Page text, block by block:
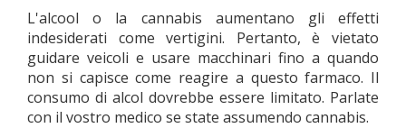
L'alcool o la cannabis aumentano gli effetti
indesiderati come vertigini. Pertanto, è vietato
guidare veicoli e usare macchinari fino a quando
non si capisce come reagire a questo farmaco. Il
consumo di alcol dovrebbe essere limitato. Parlate
con il vostro medico se state assumendo cannabis.